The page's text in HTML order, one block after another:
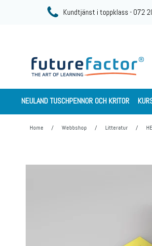
Kundtjänst i toppklass - 072
NEULAND TUSCHPENNOR OCH KRITOR
Home / Webbshop / Litteratur /